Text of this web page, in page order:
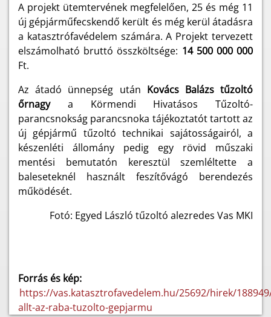
A projekt ütemtervének megfelelően, 25 és még 11
új gépjárműfecskendő került és még kerül átadásra
a katasztrófavédelem számára. A Projekt tervezett
elszámolható bruttó összköltsége: 14 500 000 000
Ft.
Az átadó ünnepség után Kovács Balázs tűzoltó
őrnagya Körmendi Hivatásos Tűzoltó-
parancsnokság parancsnoka tájékoztatót tartott az
új gépjármű tűzoltó technikai sajátosságairól, a
készenléti állomány pedig egy rövid műszaki
mentési bemutatón keresztül szemléltette a
baleseteknél használt feszítővágó berendezés
működését.
Fotó: Egyed László tűzoltó alezredes Vas MKI
Forrás és kép:
https://vas.katasztrofavedelem.hu/25692/hirek/
allt-az-raba-tuzolto-gepjarmu